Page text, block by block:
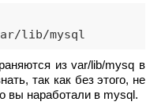
var/lib/mysql
из var/lib/mysq в
так как без этого, не
вы наработали в mysql.